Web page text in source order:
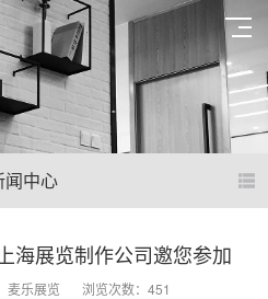
闻中心
海展览制作公司邀您参加
麦乐展览 浏览次数：451